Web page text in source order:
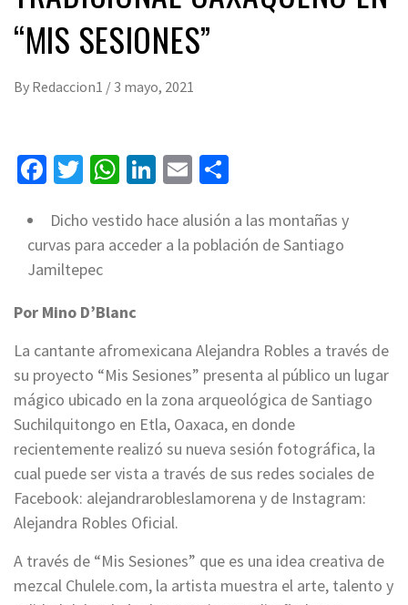
“MIS SESIONES”
By Redaccion1 / 3 mayo, 2021
Facebook
Twitter
WhatsApp
LinkedIn
Email
Dicho vestido hace alusión a las montañas y
curvas para acceder a la población de Santiago
Jamiltepec
Por Mino D’Blanc
La cantante afromexicana Alejandra Robles a través de
su proyecto “Mis Sesiones” presenta al público un lugar
mágico ubicado en la zona arqueológica de Santiago
Suchilquitongo en Etla, Oaxaca, en donde
recientemente realizó su nueva sesión fotográfica, la
cual puede ser vista a través de sus redes sociales de
Facebook: alejandrarobleslamorena y de Instagram:
Alejandra Robles Oficial.
A través de “Mis Sesiones” que es una idea creativa de
mezcal Chulele.com, la artista muestra el arte, talento y